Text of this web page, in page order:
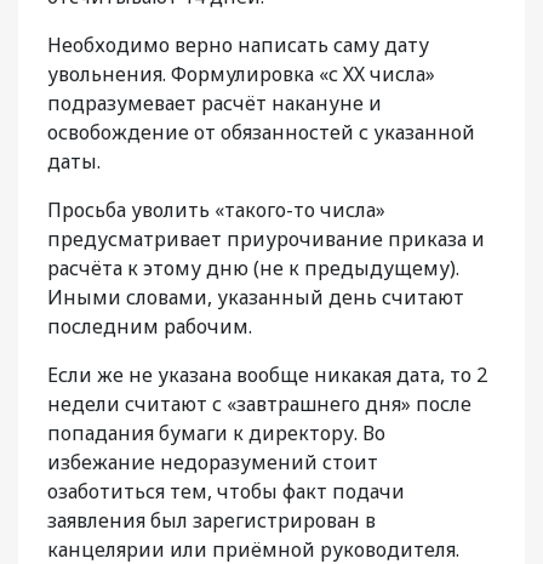
Необходимо верно написать саму дату
увольнения. Формулировка «с ХХ числа»
подразумевает расчёт накануне и
освобождение от обязанностей с указанной
даты.
Просьба уволить «такого-то числа»
предусматривает приурочивание приказа и
расчёта к этому дню (не к предыдущему).
Иными словами, указанный день считают
последним рабочим.
Если же не указана вообще никакая дата, то 2
недели считают с «завтрашнего дня» после
попадания бумаги к директору. Во
избежание недоразумений стоит
озаботиться тем, чтобы факт подачи
заявления был зарегистрирован в
канцелярии или приёмной руководителя.